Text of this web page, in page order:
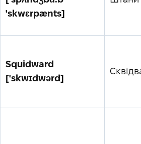
'skwɛrpænts]
Squidward
['skwɪdwərd]